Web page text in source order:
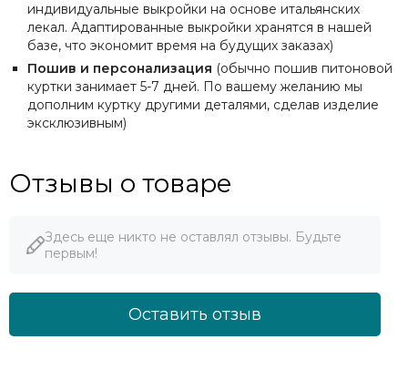
индивидуальные выкройки на основе итальянских
лекал. Адаптированные выкройки хранятся в нашей
базе, что экономит время на будущих заказах)
Пошив и персонализация (обычно пошив питоновой
куртки занимает 5-7 дней. По вашему желанию мы
дополним куртку другими деталями, сделав изделие
эксклюзивным)
Отзывы о товаре
Здесь еще никто не оставлял отзывы. Будьте
первым!
Оставить отзыв